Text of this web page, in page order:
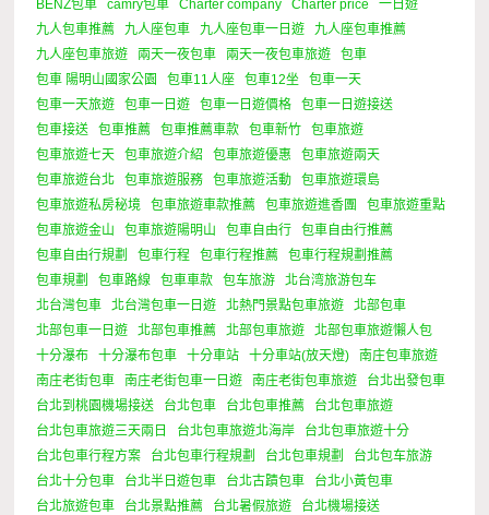
BENZ包車
camry包車 Charter company Charter price
一日遊
九人包車推薦
九人座包車 九人座包車一日遊
九人座包車推薦
九人座包車旅遊
兩天一夜包車 兩天一夜包車旅遊
包車
包車 陽明山國家公園
包車11人座 包車12坐
包車一天
包車一天旅遊
包車一日遊 包車一日遊價格
包車一日遊接送
包車接送
包車推薦 包車推薦車款 包車新竹
包車旅遊
包車旅遊七天
包車旅遊介紹 包車旅遊優惠
包車旅遊兩天
包車旅遊台北
包車旅遊服務 包車旅遊活動
包車旅遊環島
包車旅遊私房秘境
包車旅遊車款推薦 包車旅遊進香團
包車旅遊重點
包車旅遊金山
包車旅遊陽明山 包車自由行
包車自由行推薦
包車自由行規劃
包車行程 包車行程推薦
包車行程規劃推薦
包車規劃
包車路線 包車車款 包车旅游
北台湾旅游包车
北台灣包車
北台灣包車一日遊 北熱門景點包車旅遊
北部包車
北部包車一日遊
北部包車推薦 北部包車旅遊
北部包車旅遊懶人包
十分瀑布
十分瀑布包車 十分車站 十分車站(放天燈)
南庄包車旅遊
南庄老街包車
南庄老街包車一日遊 南庄老街包車旅遊
台北出發包車
台北到桃園機場接送
台北包車 台北包車推薦
台北包車旅遊
台北包車旅遊三天兩日
台北包車旅遊北海岸
台北包車旅遊十分
台北包車行程方案
台北包車行程規劃 台北包車規劃
台北包车旅游
台北十分包車
台北半日遊包車 台北古蹟包車
台北小黃包車
台北旅遊包車
台北景點推薦 台北暑假旅遊
台北機場接送